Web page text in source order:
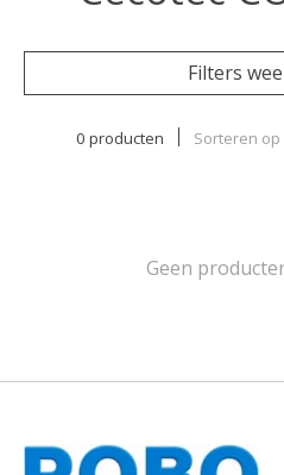
Filters
0 producten Sorteren op
Geen